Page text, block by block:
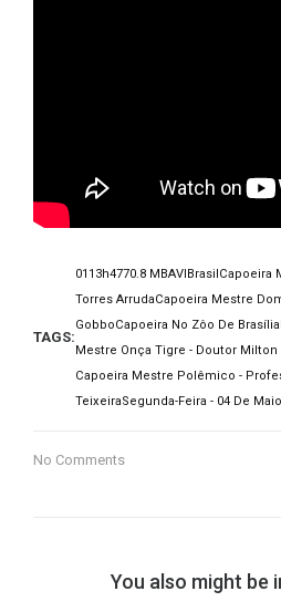
TAGS:
01 13h4770.8 MBAVIBrasilCapoeira
Torres ArrudaCapoeira Mestre
GobboCapoeira No Zôo De Brasília
Mestre Onça Tigre - Doutor Milton
Capoeira Mestre Polêmico -
TeixeiraSegunda-Feira - 04 De
No Comments
You also might be